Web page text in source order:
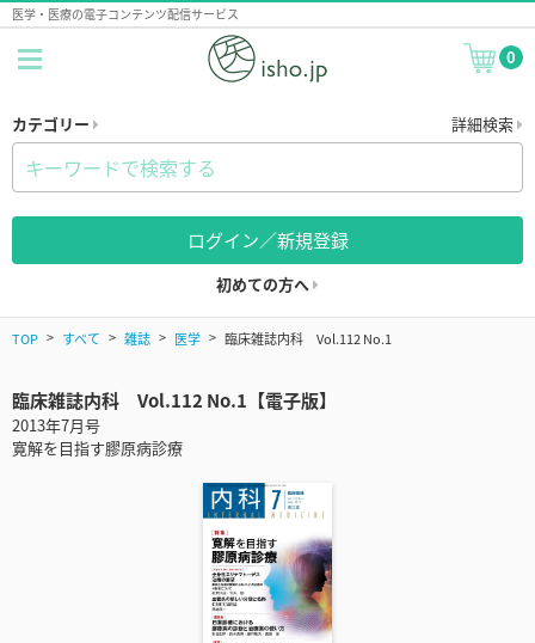
医学・医療の電子コンテンツ配信サービス
0
カテゴリー 詳細検索
ログイン／新規登録
初めての方へ
TOP すべて 雑誌 医学 臨床雑誌内科 Vol.112 No.1
臨床雑誌内科 Vol.112 No.1【電子版】
2013年7月号
寛解を目指す膠原病診療